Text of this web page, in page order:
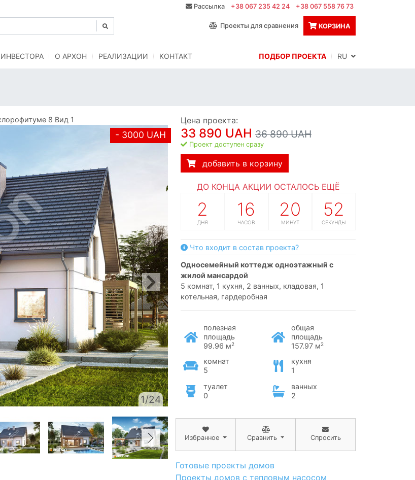
Рассылка +38 067 235 42 24 +38 067 558 76 73
Проекты для сравнения КОРЗИНА
O АРХОН РЕАЛИЗАЦИИ КОНТАКТ ПОДБОР ПРОЕКТА
8 Вид 1
- 3000 UAH
1/24
Цена проекта:
33 890 UAH 36 890 UAH
Проект доступен сразу
добавить в корзину
ДО КОНЦА АКЦИИ ОСТАЛОСЬ ЕЩЁ
2
ДНЯ
16
ЧАСОВ
20
МИНУТ
51
СЕКУНДА
Что входит в состав проекта?
односемейный коттедж одноэтажный с
жилой мансардой
5 комнат, 1 кухня, 2 ванных, кладовая, 1
котельная, гардеробная
полезная
площадь
99.96 м2
общая
площадь
157.97 м2
комнат
5
кухня
1
туалет
0
ванных
2
Избранное Сравнить Спросить
Готовые проекты домов
Проекты домов с тепловым насосом